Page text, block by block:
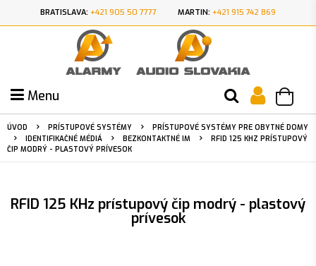
BRATISLAVA: +421 905 50 7777 MARTIN: +421 915 742 869
Menu
ÚVOD PRÍSTUPOVÉ SYSTÉMY
PRÍSTUPOVÉ SYSTÉMY PRE OBYTNÉ DOMY
IDENTIFIKAČNÉ MÉDIÁ
BEZKONTAKTNÉ IM
RFID 125 KHZ PRÍSTUPOVÝ
ČIP MODRÝ - PLASTOVÝ PRÍVESOK
RFID 125 KHz prístupový čip modrý - plastový
prívesok